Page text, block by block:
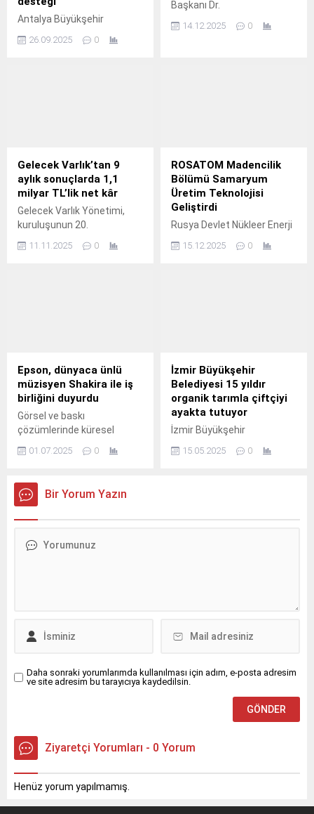
Antalya Büyükşehir
kazandırdığı Kumluca Yaş
26.09.2025 0
Başkanı Dr.
14.12.2025 0
Gelecek Varlık’tan 9
aylık sonuçlarda 1,1
milyar TL’lik net kâr
Gelecek Varlık Yönetimi,
kuruluşunun 20.
11.11.2025 0
ROSATOM Madencilik
Bölümü Samaryum
Üretim Teknolojisi
Geliştirdi
Rusya Devlet Nükleer Enerji
Madencilik Bölümü, loparit
15.12.2025 0
Epson, dünyaca ünlü
müzisyen Shakira ile iş
birliğini duyurdu
Görsel ve baskı
çözümlerinde küresel
uluslararası müzik ikonu
Türkiye, Afrika, Orta ve Batı
Asya (META-CWA)
duyurdu.
01.07.2025 0
İzmir Büyükşehir
Belediyesi 15 yıldır
organik tarımla çiftçiyi
ayakta tutuyor
İzmir Büyükşehir
kurulan ve sadece organik
15.05.2025 0
Bir Yorum Yazın
Daha sonraki yorumlarımda kullanılması için adım, e-posta adresim
ve site adresim bu tarayıcıya kaydedilsin.
Ziyaretçi Yorumları - 0 Yorum
Henüz yorum yapılmamış.